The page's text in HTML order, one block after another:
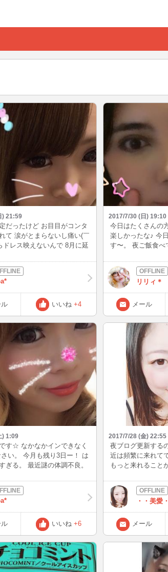
) 21:59
だったけど お目目がコンタ
て 涙がとまらないし痛い(￣
レス映えないんで 8月に延
らいいけど 眼瞼下垂が原因
瞼が開けづらい… とりあえず
に 写真だけ撮りました💕笑
よー♪ 明日は仕事からの病
ン予定だよ。 目がきつかった
は 延期します。
ル いいね +4
2017/7/30 (日) 19:10
今日はたくさんの
楽しかったな♪ 今
す〜。 夜ご飯食べ
リリィ＊
メール
) 1:09
す☆ なかなかインできなく
い。 今月も残り3日ー！ は
ぎる。 最近謎の体調不良。
日はちっちゃい彼氏を 病院に
定だから インできるか不明
31日はインします💓 そし
うかな( ¨̮ ) お時間合う人は
ーね✨ とりあえずお腹痛
日お疲れ様でしたっ
ル いいね +6
2017/7/28 (金) 22:55
夜ブログ更新する
近は頻繁に来れて
もっと来れること
定なので夜しかこ
かなか会えないか
💦 もうすぐ8月、
体調壊さないよう
・・美愛
メール